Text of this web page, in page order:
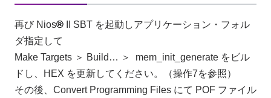
再び Nios®II SBT を起動しアプリケーション・フォル
ダ指定して
Make Targets ＞ Build… ＞ mem_init_generate をビル
ドし、HEX を更新してください。（操作7を参照）
その後、Convert Programming Files にて POF ファイル